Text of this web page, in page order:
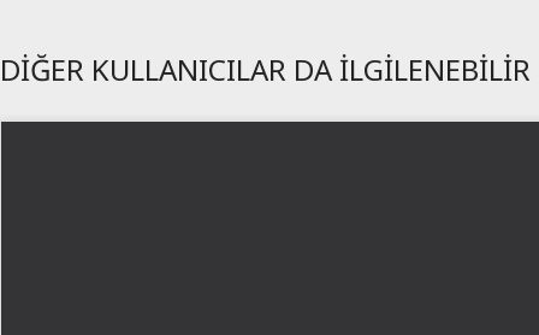
DIĞER KULLANICILAR DA ILGILENEBILIR